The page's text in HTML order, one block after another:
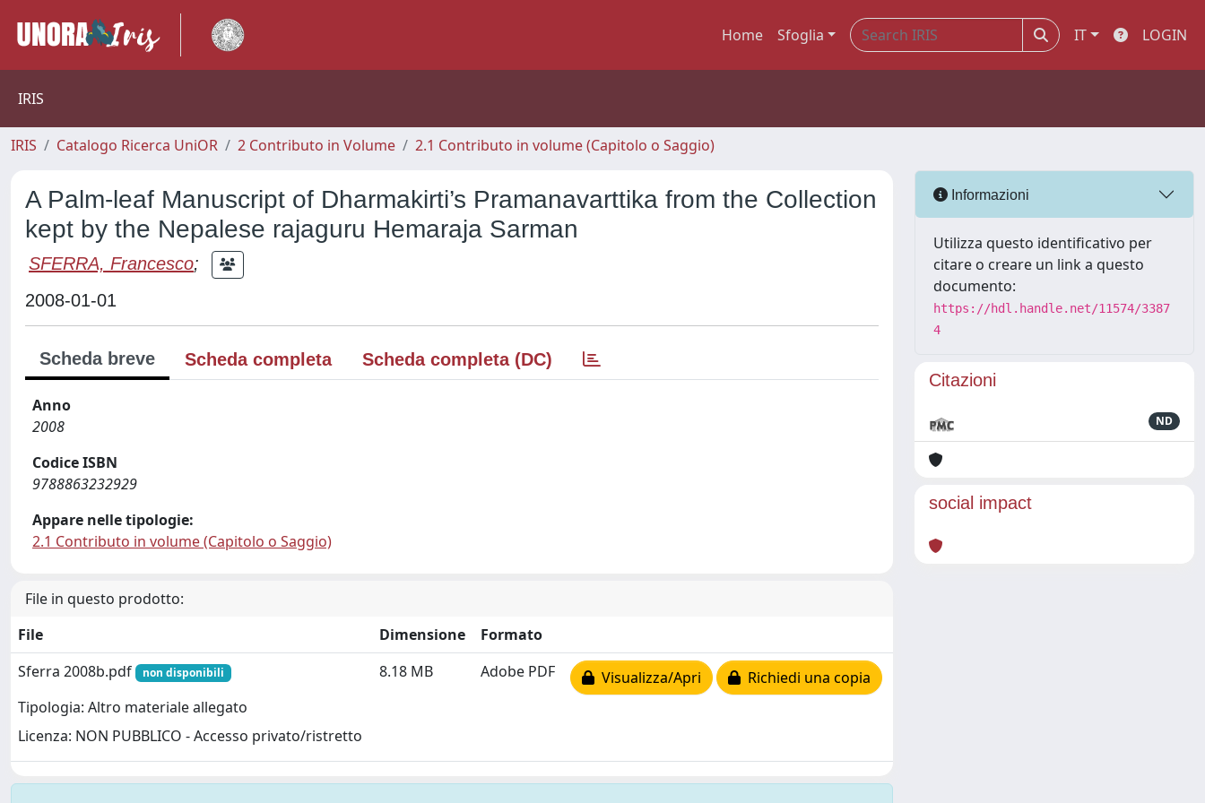
Home Sfoglia IT LOGIN
IRIS
IRIS Catalogo Ricerca UniOR 2 Contributo in Volume 2.1 Contributo in volume (Capitolo o Saggio)
A Palm-leaf Manuscript of Dharmakirti’s Pramanavarttika from the Collection
kept by the Nepalese rajaguru Hemaraja Sarman
SFERRA, Francesco;
2008-01-01
Scheda breve Scheda completa Scheda completa (DC)
Anno
2008
Codice ISBN
9788863232929
Appare nelle tipologie:
2.1 Contributo in volume (Capitolo o Saggio)
File in questo prodotto:
File
Dimensione
Formato
Sferra 2008b.pdf
non disponibili
Tipologia: Altro materiale allegato
Licenza: NON PUBBLICO - Accesso privato/ristretto
8.18 MB Adobe PDF Visualizza/Apri Richiedi una copia
Informazioni
Utilizza questo identificativo per
citare o creare un link a questo
documento:
https://hdl.handle.net/11574/3387
4
Citazioni
ND
social impact